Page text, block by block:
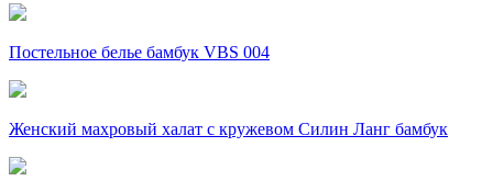
Постельное белье бамбук VBS 004
Женский махровый халат с кружевом Силин Ланг бамбук